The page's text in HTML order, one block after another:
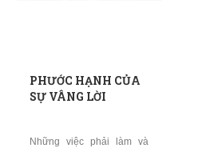
​​​​​​​PHƯỚC HẠNH CỦA
SỰ VÂNG LỜI
Những việc phải làm và